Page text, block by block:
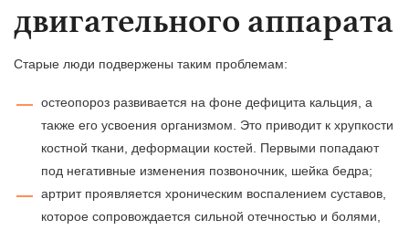
двигательного аппарата
Старые люди подвержены таким проблемам:
остеопороз развивается на фоне дефицита кальция, а
также его усвоения организмом. Это приводит к хрупкости
костной ткани, деформации костей. Первыми попадают
под негативные изменения позвоночник, шейка бедра;
артрит проявляется хроническим воспалением суставов,
которое сопровождается сильной отечностью и болями,